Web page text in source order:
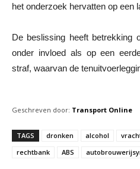
het onderzoek hervatten op een
De beslissing heeft betrekking
onder invloed als op een
straf, waarvan de
Geschreven door: Transport Online
TAGS dronken alcohol
rechtbank
ABS